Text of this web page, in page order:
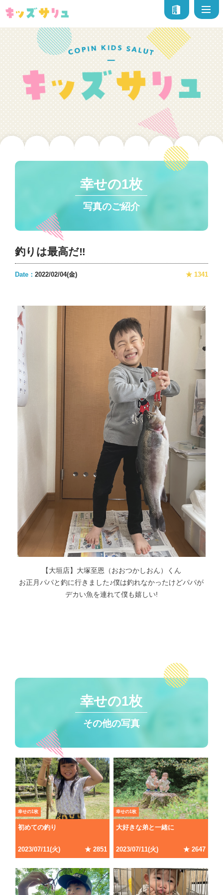
幸せの1枚
写真のご紹介
釣りは最高だ‼️
Date：2022/02/04(金) ★ 1341
【大垣店】大塚至恩（おおつかしおん）くん
お正月パパと釣に行きました♪僕は釣れなかったけどパパが
デカい魚を連れて僕も嬉しい!
幸せの1枚
その他の写真
幸せの1枚
初めての釣り
2023/07/11(火) ★ 2851
幸せの1枚
大好きな弟と一緒に
2023/07/11(火) ★ 2647